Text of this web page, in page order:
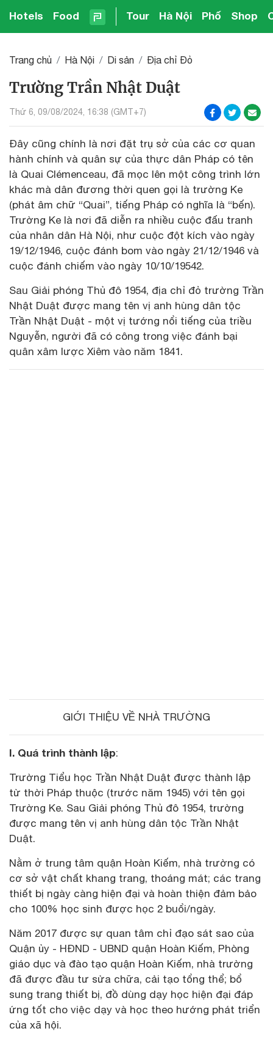
Hotels Food Tour Hà Nội Phố Shop
Trang chủ Hà Nội Di sản Địa chỉ Đỏ
Trường Trần Nhật Duật
Thứ 6, 09/08/2024, 16:38 (GMT+7)
Đây cũng chính là nơi đặt trụ sở của các cơ quan
hành chính và quân sự của thực dân Pháp có tên
là Quai Clémenceau, đã mọc lên một công trình lớn
khác mà dân đương thời quen gọi là trường Ke
(phát âm chữ “Quai”, tiếng Pháp có nghĩa là “bến).
Trường Ke là nơi đã diễn ra nhiều cuộc đấu tranh
của nhân dân Hà Nội, như cuộc đột kích vào ngày
19/12/1946, cuộc đánh bom vào ngày 21/12/1946 và
cuộc đánh chiếm vào ngày 10/10/19542.
Sau Giải phóng Thủ đô 1954, địa chỉ đỏ trường Trần
Nhật Duật được mang tên vị anh hùng dân tộc
Trần Nhật Duật - một vị tướng nổi tiếng của triều
Nguyễn, người đã có công trong việc đánh bại
quân xâm lược Xiêm vào năm 1841.
GIỚI THIỆU VỀ NHÀ TRƯỜNG
I. Quá trình thành lập:
Trường Tiểu học Trần Nhật Duật được thành lập
từ thời Pháp thuộc (trước năm 1945) với tên gọi
Trường Ke. Sau Giải phóng Thủ đô 1954, trường
được mang tên vị anh hùng dân tộc Trần Nhật
Duật.
Nằm ở trung tâm quận Hoàn Kiếm, nhà trường có
cơ sở vật chất khang trang, thoáng mát; các trang
thiết bị ngày càng hiện đại và hoàn thiện đảm bảo
cho 100% học sinh được học 2 buổi/ngày.
Năm 2017 được sự quan tâm chỉ đạo sát sao của
Quận ủy - HĐND - UBND quận Hoàn Kiếm, Phòng
giáo dục và đào tạo quận Hoàn Kiếm, nhà trường
đã được đầu tư sửa chữa, cải tạo tổng thể; bổ
sung trang thiết bị, đồ dùng dạy học hiện đại đáp
ứng tốt cho việc dạy và học theo hướng phát triển
của xã hội.